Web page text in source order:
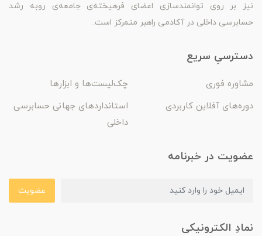
نیز بر روی توانمندسازی اعضای فرهیخته‌ی جامعه‌ی روبه رشد
حسابرسی داخلی در آکادمی راهبر متمرکز است.
دسترسیِ سریع
مشاوره فوری
چک‌لیست‌ها و ابزارها
دوره‌های آفلاین کاربردی
استانداردهای جهانی حسابرسی
داخلی
عضویت در خبرنامه
عضویت
نمادِ الکترونیکی